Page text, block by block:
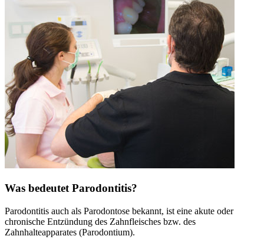
Was bedeutet Parodontitis?
Parodontitis auch als Parodontose bekannt, ist eine akute oder
chronische Entzündung des Zahnfleisches bzw. des
Zahnhalteapparates (Parodontium).